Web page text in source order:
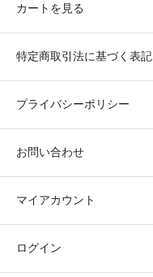
カートを見る
特定商取引法に基づく表記
プライバシーポリシー
お問い合わせ
マイアカウント
ログイン